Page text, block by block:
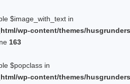
$image_with_text in
wp-content/themes/
163
$popclass in
wp-content/themes/